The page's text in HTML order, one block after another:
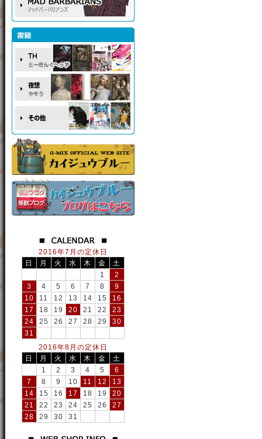
2016年7月の定休日
日
月 火 水 木 金
土
1
2
3
4 5 6 7 8
9
10
11 12 13 14 15
16
17
18 19 20 21 22
23
24
25 26 27 28 29
30
31
2016年8月の定休日
日
月 火 水 木 金
土
1
2 3 4 5
6
7
8 9 10 11 12
13
14
15 16 17 18 19
20
21
22 23 24 25 26
27
28
29 30 31